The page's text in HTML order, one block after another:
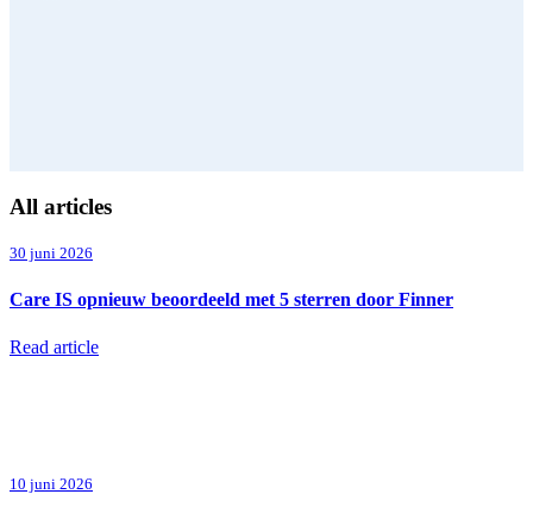
All articles
30 juni 2026
Care IS opnieuw beoordeeld met 5 sterren door Finner
Read article
10 juni 2026